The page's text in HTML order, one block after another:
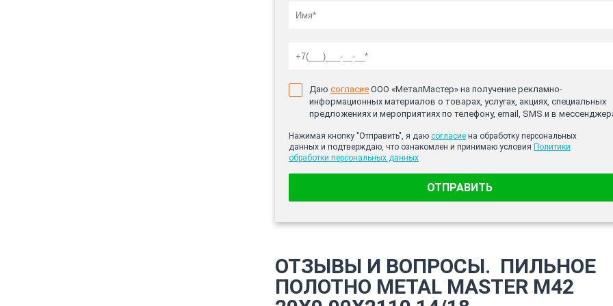
Даю согласие ООО «МеталМастер» на получение рекламно-
информационных материалов о товарах, услугах, акциях, специальных
предложениях и мероприятиях по телефону, email, SMS и в
Нажимая кнопку "Отправить", я даю согласие на обработку персональных
данных и подтверждаю, что ознакомлен и принимаю условия Политики
обработки персональных данных
ОТПРАВИТЬ
ОТЗЫВЫ И ВОПРОСЫ. ПИЛЬНОЕ
ПОЛОТНО METAL MASTER M42